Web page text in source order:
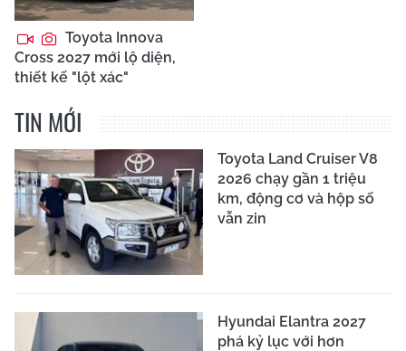
Toyota Innova
Cross 2027 mới lộ diện,
thiết kế "lột xác"
TIN MỚI
Toyota Land Cruiser V8
2026 chạy gần 1 triệu
km, động cơ và hộp số
vẫn zin
Hyundai Elantra 2027
phá kỷ lục với hơn